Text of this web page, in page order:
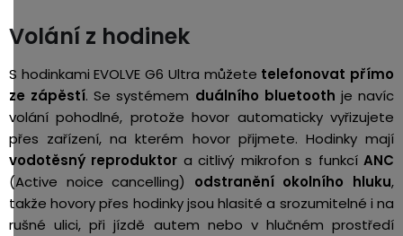
Volání z hodinek
S hodinkami EVOLVE G6 Ultra můžete telefonovat přímo
ze zápěstí. Se systémem duálního bluetooth je navíc
volání pohodlné, protože hovor automaticky vyřizujete
přes zařízení, na kterém hovor přijmete. Hodinky mají
vodotěsný reproduktor a citlivý mikrofon s funkcíANC
(Active noice cancelling) odstranění okolního hluku,
takže hovory přes hodinky jsou hlasité a srozumitelné i na
rušné ulici, při jízdě autem nebo v hlučném prostředí